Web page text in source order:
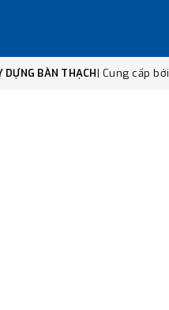
DỰNG BÀN THẠCH| Cung cấp bởi